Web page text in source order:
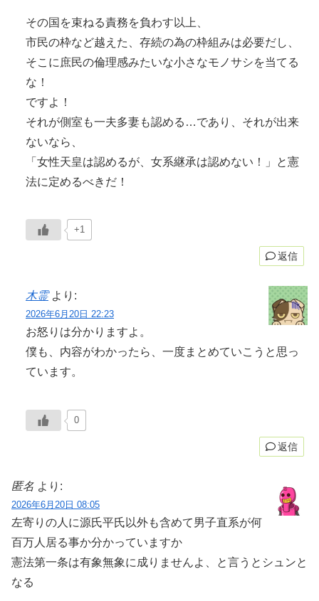
その国を束ねる責務を負わす以上、
市民の枠など越えた、存続の為の枠組みは必要だし、
そこに庶民の倫理感みたいな小さなモノサシを当てる
な！
ですよ！
それが側室も一夫多妻も認める…であり、それが出来
ないなら、
「女性天皇は認めるが、女系継承は認めない！」と憲
法に定めるべきだ！
+1
返信
木霊 より:
2026年6月20日 22:23
お怒りは分かりますよ。
僕も、内容がわかったら、一度まとめていこうと思っ
ています。
0
返信
匿名 より:
2026年6月20日 08:05
左寄りの人に源氏平氏以外も含めて男子直系が何
百万人居る事か分かっていますか
憲法第一条は有象無象に成りませんよ、と言うとシュンと
なる